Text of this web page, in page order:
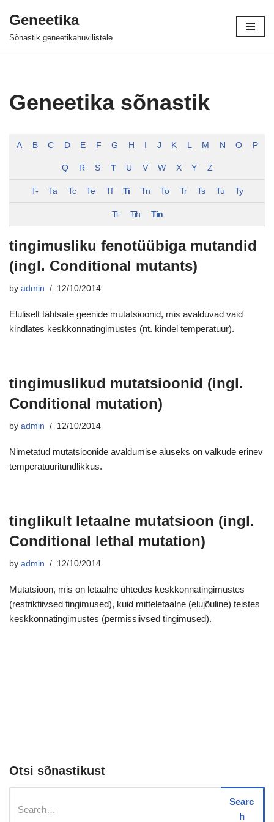
Skip
Geneetika
Sõnastik geneetikahuvilistele
Geneetika sõnastik
A B C D E F G H J K L M N O P
Q R S T U V W X Y Z
T- Ta Tc Te Tf Ti Tn To Tr Ts Tu Ty
Ti- Tih Tin
tingimusliku fenotüübiga mutandid
(ingl. Conditional mutants)
by admin 12/10/2014
Eluliselt tähtsate geenide mutatsioonid, mis avalduvad vaid
kindlates keskkonnatingimustes (nt. kindel temperatuur).
tingimuslikud mutatsioonid (ingl.
Conditional mutation)
by admin 12/10/2014
Nimetatud mutatsioonide avaldumise aluseks on valkude erinev
temperatuuritundlikkus.
tinglikult letaalne mutatsioon (ingl.
Conditional lethal mutation)
by admin 12/10/2014
Mutatsioon, mis on letaalne ühtedes keskkonnatingimustes
(restriktiivsed tingimused), kuid mitteletaalne (elujõuline) teistes
keskkonnatingimustes (permissiivsed tingimused).
Otsi sõnastikust
Searc
h